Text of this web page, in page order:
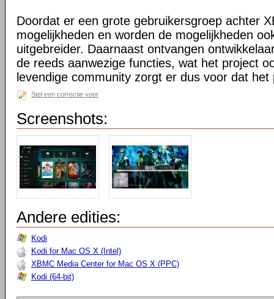
Doordat er een grote gebruikersgroep achter
mogelijkheden en worden de mogelijkheden
uitgebreider. Daarnaast ontvangen
de reeds aanwezige functies, wat het project
levendige community zorgt er dus voor dat
Stel een correctie voor
Screenshots:
Andere edities:
Kodi
Kodi for Mac OS X (Intel)
XBMC Media Center for Mac OS X (PPC)
Kodi (64-bit)